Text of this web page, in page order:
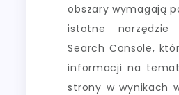
obszary wymagają
istotne
Search Console,
informacji na
strony w wynikach